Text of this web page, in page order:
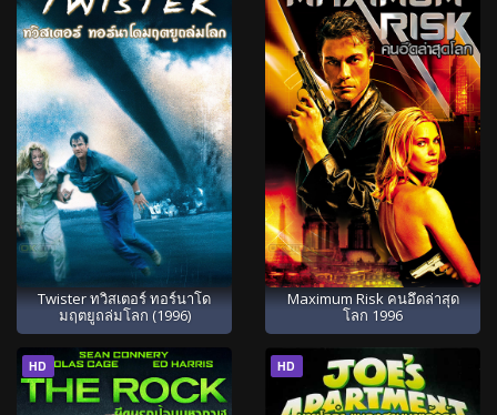
Twister ทวิสเตอร์ ทอร์นาโด
มฤตยูถล่มโลก (1996)
Maximum Risk คนอึดล่าสุด
โลก 1996
HD HD